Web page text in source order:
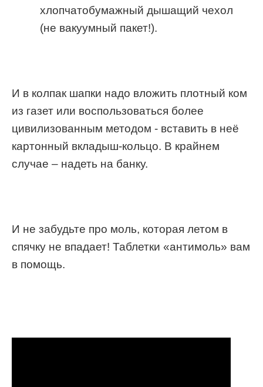
хлопчатобумажный дышащий чехол
(не вакуумный пакет!).
И в колпак шапки надо вложить плотный ком
из газет или воспользоваться более
цивилизованным методом - вставить в неё
картонный вкладыш-кольцо. В крайнем
случае – надеть на банку.
И не забудьте про моль, которая летом в
спячку не впадает! Таблетки «антимоль» вам
в помощь.